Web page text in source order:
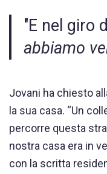
"E nel giro
abbiamo
Jovani ha chiesto
la sua casa. “Un
percorre questa
nostra casa era in
con la scritta